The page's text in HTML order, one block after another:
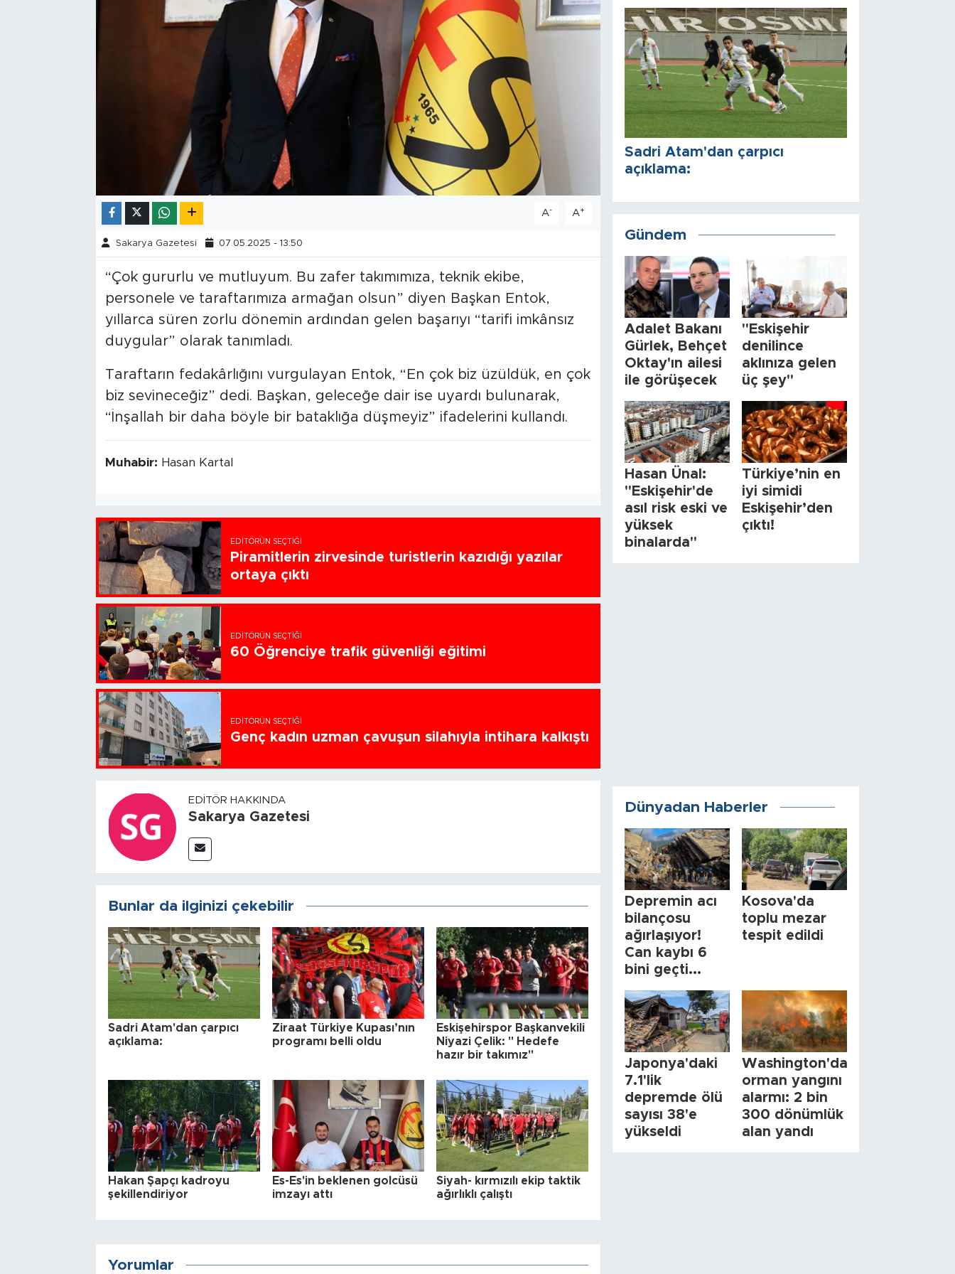
A- A+
Sakarya Gazetesi 07.05.2025 - 13:50
“Çok gururlu ve mutluyum. Bu zafer takımımıza, teknik ekibe,
personele ve taraftarımıza armağan olsun” diyen Başkan Entok,
yıllarca süren zorlu dönemin ardından gelen başarıyı “tarifi imkânsız
duygular” olarak tanımladı.
Taraftarın fedakârlığını vurgulayan Entok, “En çok biz üzüldük, en çok
biz sevineceğiz” dedi. Başkan, geleceğe dair ise uyardı bulunarak,
“İnşallah bir daha böyle bir bataklığa düşmeyiz” ifadelerini kullandı.
Muhabir: Hasan Kartal
EDITÖRÜN SEÇTIĞI
Piramitlerin zirvesinde turistlerin kazıdığı yazılar
ortaya çıktı
EDITÖRÜN SEÇTIĞI
60 Öğrenciye trafik güvenliği eğitimi
EDITÖRÜN SEÇTIĞI
Genç kadın uzman çavuşun silahıyla intihara kalkıştı
EDITÖR HAKKINDA
Sakarya Gazetesi
Bunlar da ilginizi çekebilir
Sadri Atam'dan çarpıcı
açıklama:
Ziraat Türkiye Kupası’nın
programı belli oldu
Eskişehirspor Başkanvekili
Niyazi Çelik: " Hedefe
hazır bir takımız"
Hakan Şapçı kadroyu
şekillendiriyor
Es-Es'in beklenen golcüsü
imzayı attı
Siyah- kırmızılı ekip taktik
ağırlıklı çalıştı
Yorumlar
Sadri Atam'dan çarpıcı
açıklama:
Gündem
Adalet Bakanı
Gürlek, Behçet
Oktay'ın ailesi
ile görüşecek
"Eskişehir
denilince
aklınıza gelen
üç şey"
Hasan Ünal:
"Eskişehir'de
asıl risk eski ve
yüksek
binalarda"
Türkiye’nin en
iyi simidi
Eskişehir’den
çıktı!
Dünyadan Haberler
Depremin acı
bilançosu
ağırlaşıyor!
Can kaybı 6
bini geçti...
Kosova'da
toplu mezar
tespit edildi
Japonya'daki
7.1'lik
depremde ölü
sayısı 38'e
yükseldi
Washington'da
orman yangını
alarmı: 2 bin
300 dönümlük
alan yandı